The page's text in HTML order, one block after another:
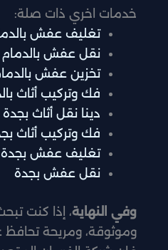
خدمات اخري ذات صلة:
تغليف عفش
نقل عفش بالدمام
تخزين عفش
فك وتركيب أثاث
دينا نقل أثاث بجدة
فك وتركيب أثاث
تغليف عفش بجدة
نقل عفش بجدة
وفي النهاية، إذا كنت
وموثوقة، ومريحة تحافظ